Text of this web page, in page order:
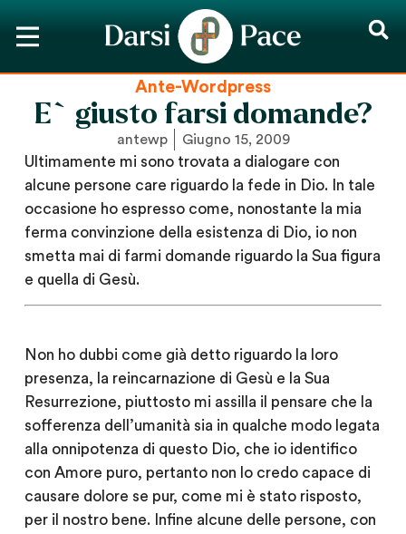
Ante-Wordpress
E` giusto farsi domande?
antewp Giugno 15, 2009
Ultimamente mi sono trovata a dialogare con
alcune persone care riguardo la fede in Dio. In tale
occasione ho espresso come, nonostante la mia
ferma convinzione della esistenza di Dio, io non
smetta mai di farmi domande riguardo la Sua figura
e quella di Gesù.
Non ho dubbi come già detto riguardo la loro
presenza, la reincarnazione di Gesù e la Sua
Resurrezione, piuttosto mi assilla il pensare che la
sofferenza dell’umanità sia in qualche modo legata
alla onnipotenza di questo Dio, che io identifico
con Amore puro, pertanto non lo credo capace di
causare dolore se pur, come mi è stato risposto,
per il nostro bene. Infine alcune delle persone, con